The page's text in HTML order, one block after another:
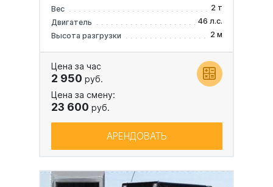
Вес
2 т
Двигатель
46 л.с.
Высота разгрузки
2 м
Цена за час
2 950 руб.
Цена за смену:
23 600 руб.
АРЕНДОВАТЬ